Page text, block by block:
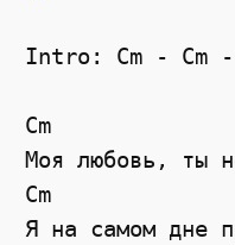
Intro: Cm - Cm
Cm
Моя любовь, ты
Cm
Я на самом дне